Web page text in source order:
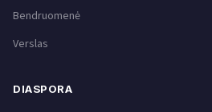
Bendruomenė
Verslas
DIASPORA